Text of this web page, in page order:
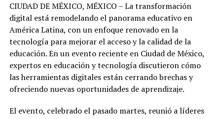
CIUDAD DE MÉXICO, MÉXICO – La transformación
digital está remodelando el panorama educativo en
América Latina, con un enfoque renovado en la
tecnología para mejorar el acceso y la calidad de la
educación. En un evento reciente en Ciudad de México,
expertos en educación y tecnología discutieron cómo
las herramientas digitales están cerrando brechas y
ofreciendo nuevas oportunidades de aprendizaje.
El evento, celebrado el pasado martes, reunió a líderes